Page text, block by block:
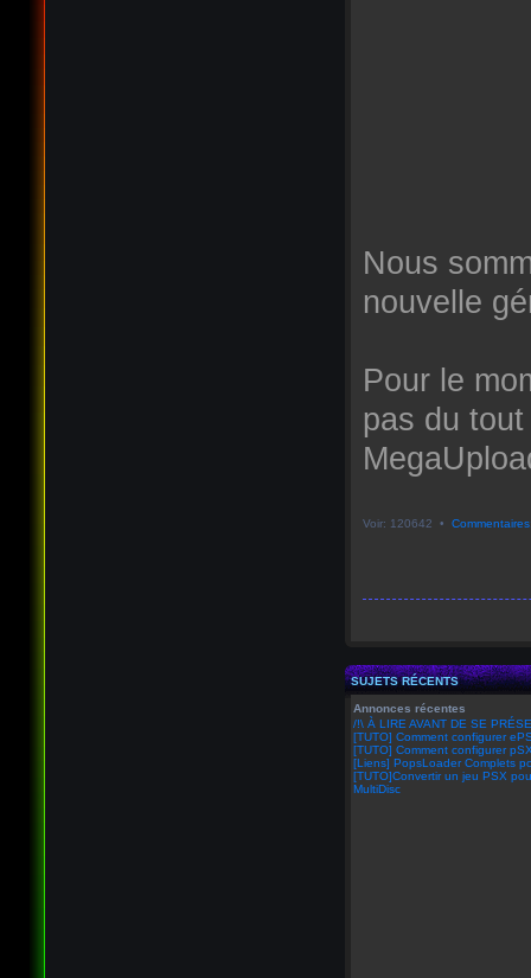
Nous
nouvelle
Pour le
pas du
Voir: 120642 •
SUJETS RÉCENTS
Annonces récentes
/!\ À LIRE AVANT DE SE
[TUTO] Comment configurer
[TUTO] Comment configurer
[Liens] PopsLoader Complets
[TUTO]Convertir un jeu PSX
MultiDisc